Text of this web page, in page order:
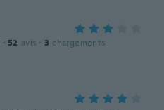
· 52 avis · 3 chargements